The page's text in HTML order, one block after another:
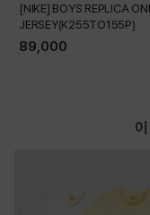
[NIKE] BOYS REPLICA
JERSEY(K255TO155P)
89,000